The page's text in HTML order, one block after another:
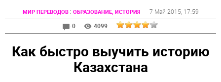
МИР ПЕРЕВОДОВ: ОБРАЗОВАНИЕ, ИСТОРИЯ 7 Май 2015 , 17:59
0
4099
Как быстро выучить историю
Казахстана